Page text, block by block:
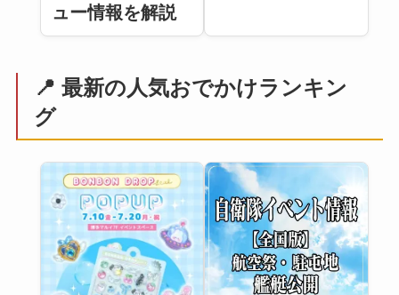
ュー情報を解説
📍 最新の人気おでかけランキン
グ